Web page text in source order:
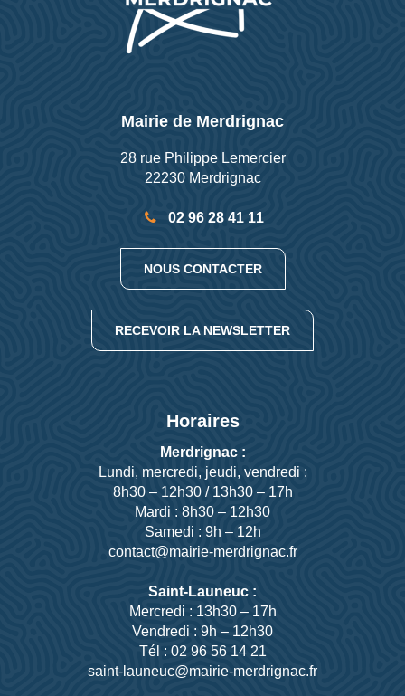
Mairie de Merdrignac
28 rue Philippe Lemercier
22230 Merdrignac
02 96 28 41 11
NOUS CONTACTER
RECEVOIR LA NEWSLETTER
Horaires
Merdrignac :
Lundi, mercredi, jeudi, vendredi :
8h30 – 12h30 / 13h30 – 17h
Mardi : 8h30 – 12h30
Samedi : 9h – 12h
contact@mairie-merdrignac.fr
Saint-Launeuc :
Mercredi : 13h30 – 17h
Vendredi : 9h – 12h30
Tél : 02 96 56 14 21
saint-launeuc@mairie-merdrignac.fr